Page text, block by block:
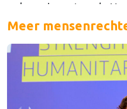
ook een impact op de
Meer